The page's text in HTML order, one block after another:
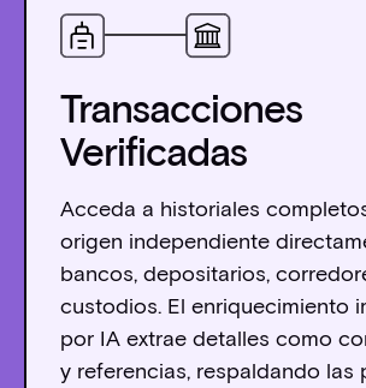
Transacciones
Verificadas
Acceda a historiales
origen independiente
bancos, depositarios,
custodios. El enriquecimiento
por IA extrae detalles como
y referencias, respaldando las